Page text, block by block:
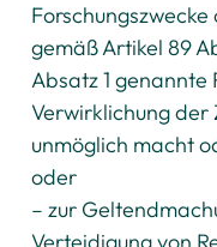
gemäß Artikel 89
Absatz 1 genannte
Verwirklichung der
unmöglich macht
oder
– zur